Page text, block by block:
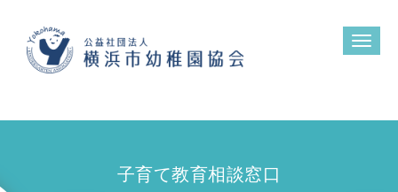
N
a
t
子育て教育相談窓口